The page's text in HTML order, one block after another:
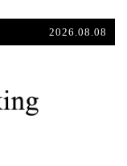
2026.08.08